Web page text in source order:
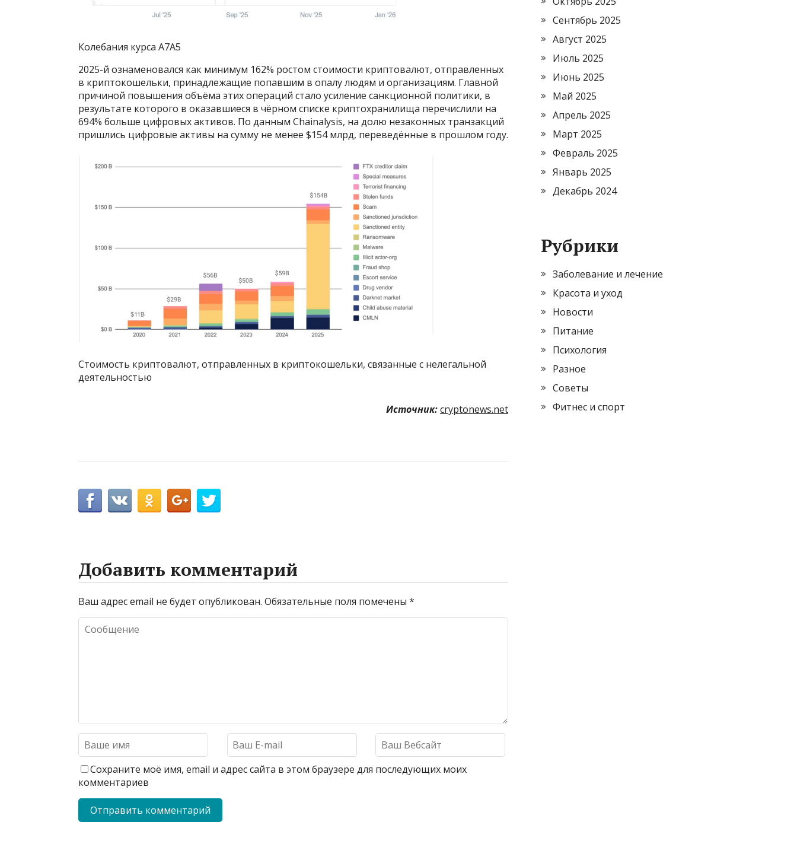
Колебания курса A7A5
2025-й ознаменовался как минимум 162% ростом стоимости криптовалют, отправленных
в криптокошельки, принадлежащие попавшим в опалу людям и организациям. Главной
причиной повышения объёма этих операций стало усиление санкционной политики, в
результате которого в оказавшиеся в чёрном списке криптохранилища перечислили на
694% больше цифровых активов. По данным Chainalysis, на долю незаконных транзакций
пришлись цифровые активы на сумму не менее $154 млрд, переведённые в прошлом году.
Стоимость криптовалют, отправленных в криптокошельки, связанные с нелегальной
деятельностью
Источник:cryptonews.net
Добавить комментарий
Ваш адрес email не будет опубликован. Обязательные поля помечены *
Сохраните моё имя, email и адрес сайта в этом браузере для последующих моих
комментариев
Сентябрь 2025
Август 2025
Июль 2025
Июнь 2025
Май 2025
Апрель 2025
Март 2025
Февраль 2025
Январь 2025
Декабрь 2024
Рубрики
Заболевание и лечение
Красота и уход
Новости
Питание
Психология
Разное
Советы
Фитнес и спорт